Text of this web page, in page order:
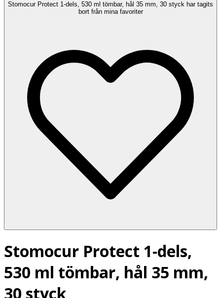
Stomocur Protect 1-dels, 530 ml tömbar, hål 35 mm, 30 styck har tagits
bort från mina favoriter
Stomocur Protect 1-dels,
530 ml tömbar, hål 35 mm,
30 styck